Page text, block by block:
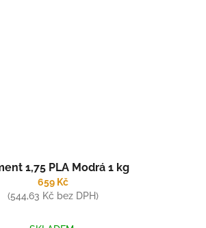
1,75 PLA Modrá 1 kg
659 Kč
(544,63 Kč bez DPH)